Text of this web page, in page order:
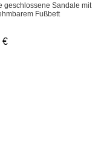
geschlossene Sandale mit
Fußbett
€